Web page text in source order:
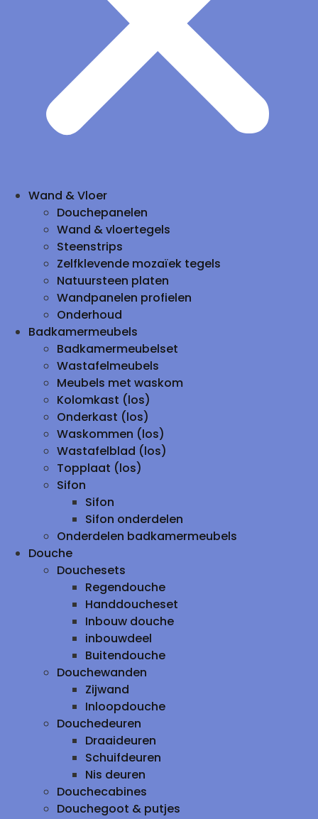
Wand & Vloer
Douchepanelen
Wand & vloertegels
Steenstrips
Zelfklevende mozaïek tegels
Natuursteen platen
Wandpanelen profielen
Onderhoud
Badkamermeubels
Badkamermeubelset
Wastafelmeubels
Meubels met waskom
Kolomkast (los)
Onderkast (los)
Waskommen (los)
Wastafelblad (los)
Topplaat (los)
Sifon
Sifon
Sifon onderdelen
Onderdelen badkamermeubels
Douche
Douchesets
Regendouche
Handdoucheset
Inbouw douche
inbouwdeel
Buitendouche
Douchewanden
Zijwand
Inloopdouche
Douchedeuren
Draaideuren
Schuifdeuren
Nis deuren
Douchecabines
Douchegoot & putjes